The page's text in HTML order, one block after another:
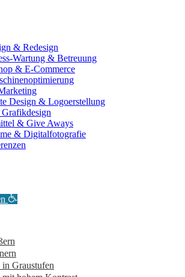
& Redesign
Wartung & Betreuung
& E-Commerce
Design & Logoerstellung
& Give Aways
& Digitalfotografie
in Graustufen